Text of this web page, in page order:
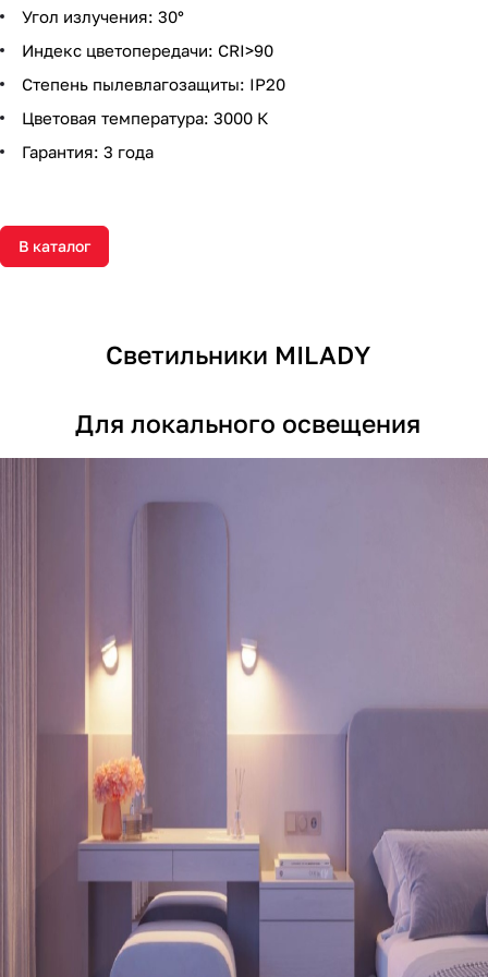
Угол излучения: 30°
Индекс цветопередачи: CRI>90
Степень пылевлагозащиты: IP20
Цветовая температура: 3000 К
Гарантия: 3 года
В каталог
Светильники MILADY
Для локального освещения